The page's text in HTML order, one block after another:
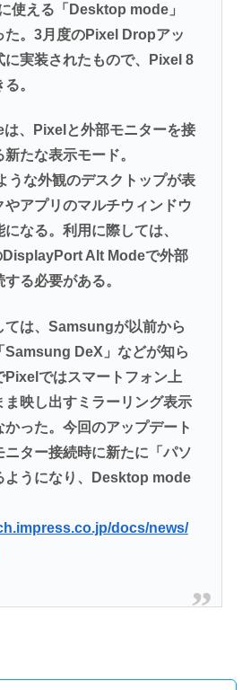
使える「Desktop mode」
た。3月度のPixel Dropアッ
に実装されたもので、Pixel 8
。
、Pixelと外部モニターを接
たな表示モード。
うな外観のデスクトップが表
やアプリのマルチウィンドウ
なる。利用に際しては、
Alt Modeで外部
る必要がある。
ては、Samsungが以前から
Samsung DeX」などが知ら
Pixelではスマートフォン上
ま映し出すミラーリング表示
かった。今回のアップデート
ニター接続時に新たに「パソ
ようになり、Desktop mode
docs/news/